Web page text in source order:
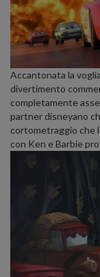
Accantonata la
divertimento
completamente
partner disneyano
cortometraggio che
con Ken e Barbie